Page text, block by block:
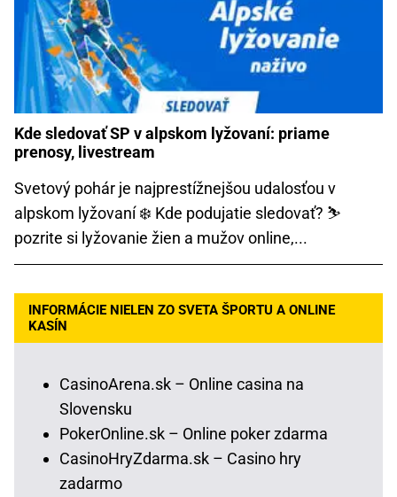
Kde sledovať SP v alpskom lyžovaní: priame
prenosy, livestream
Svetový pohár je najprestížnejšou udalosťou v
alpskom lyžovaní ❄️ Kde podujatie sledovať? ⛷️
pozrite si lyžovanie žien a mužov online,...
INFORMÁCIE NIELEN ZO SVETA ŠPORTU A ONLINE
KASÍN
CasinoArena.sk – Online casina na
Slovensku
PokerOnline.sk – Online poker zdarma
CasinoHryZdarma.sk – Casino hry
zadarmo